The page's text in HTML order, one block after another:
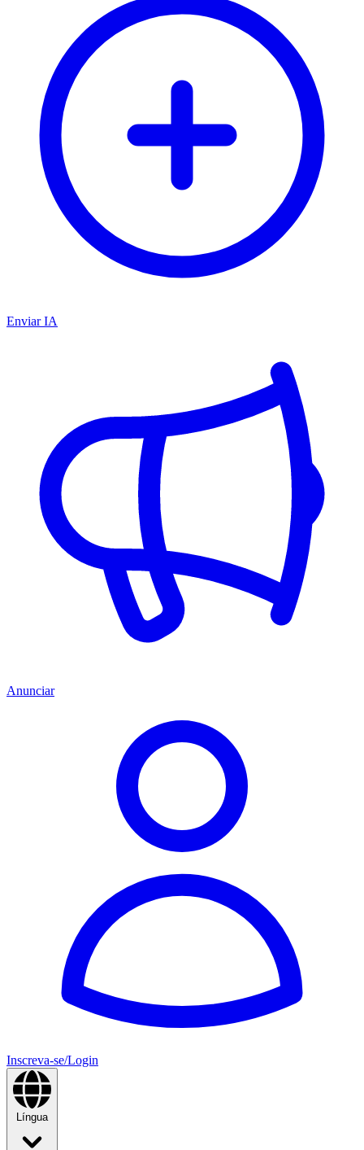
Enviar IA
Anunciar
Inscreva-se/Login
Língua